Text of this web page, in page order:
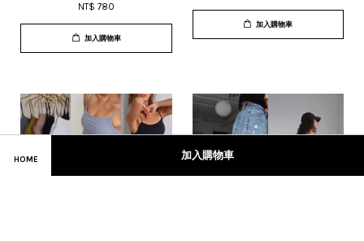
HOME 加入購物車
NT$ 780
加入購物車
加入購物車